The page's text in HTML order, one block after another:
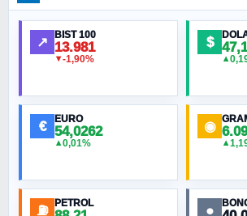
Ankara Zirvesi: NATO
Ortadoğu Haritasının Provası
MURAT ÖZKAN
↗ BIST 100
13.981
▼-1,90%
$
▲
€ EURO
54,0262
▲0,01%
◉
▲
⛽ PETROL ●